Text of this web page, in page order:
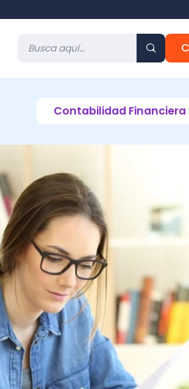
Cotiza ahora
Contabilidad Financiera y Tributaria